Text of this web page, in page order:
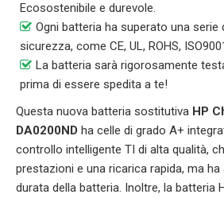
Ecosostenibile e durevole.
Ogni batteria ha superato una serie
sicurezza, come CE, UL, ROHS,
La batteria sarà rigorosamente
prima di essere spedita a te!
Questa nuova batteria sostitutiva HP
DA0200ND ha celle di grado A+
controllo intelligente TI di alta qualità,
prestazioni e una ricarica rapida, ma ha
durata della batteria. Inoltre, la batteria